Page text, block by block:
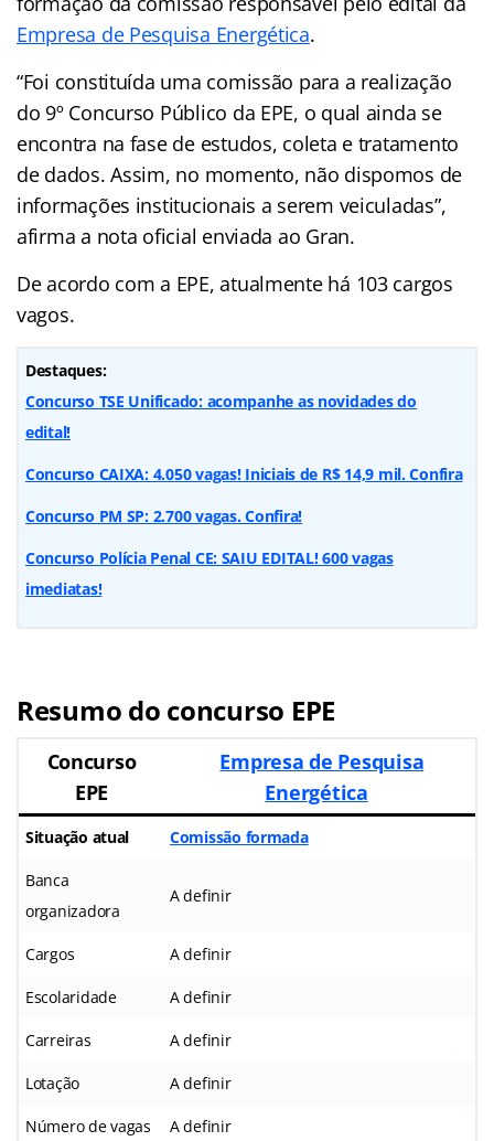
Empresa de Pesquisa Energética.
“Foi constituída uma comissão para a realização
do 9º Concurso Público da EPE, o qual ainda se
encontra na fase de estudos, coleta e tratamento
de dados. Assim, no momento, não dispomos de
informações institucionais a serem veiculadas”,
afirma a nota oficial enviada ao Gran.
De acordo com a EPE, atualmente há 103 cargos
vagos.
Destaques:
Concurso TSE Unificado: acompanhe as novidades do
edital!
Concurso CAIXA: 4.050 vagas! Iniciais de R$ 14,9 mil. Confira
Concurso PM SP: 2.700 vagas. Confira!
Concurso Polícia Penal CE: SAIU EDITAL! 600 vagas
imediatas!
Resumo do concurso EPE
Concurso
EPE
Empresa de Pesquisa
Energética
Situação atual Comissão formada
Banca
organizadora
A definir
Cargos A definir
Escolaridade A definir
Carreiras A definir
Lotação A definir
Número de vagas A definir